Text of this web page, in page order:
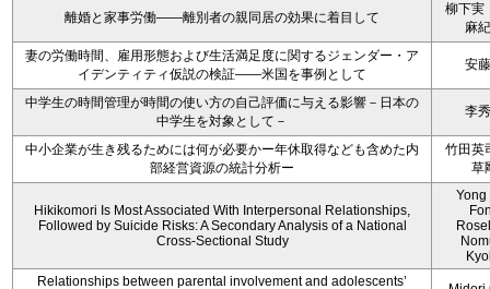
離婚と家事労働――離別者の親同居の効果に着目して
柳下実
麻
妻の労働時間、雇用形態および生活満足度に関するジェンダー・ア
イデンティティ仮説の検証――米国を事例として
安
中学生の時間管理が時間の使い方の自己評価に与える影響－日本の
中学生を対象として－
李
中小企業が生き残るためには何が必要かー年休取得なども含めた内
部経営資源の統計分析ー
竹田英
草
Hikikomori Is Most Associated With Interpersonal Relationships,
Followed by Suicide Risks: A Secondary Analysis of a National
Cross-Sectional Study
Yong
Relationships between parental involvement and adolescents’